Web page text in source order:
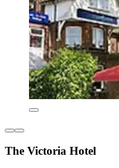
The Victoria Hotel